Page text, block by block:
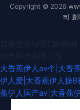
Copyright © 2026
司 創
大香蕉伊人av个|大香
伊人爱|大香蕉伊人操
蕉伊人国产av|大香蕉